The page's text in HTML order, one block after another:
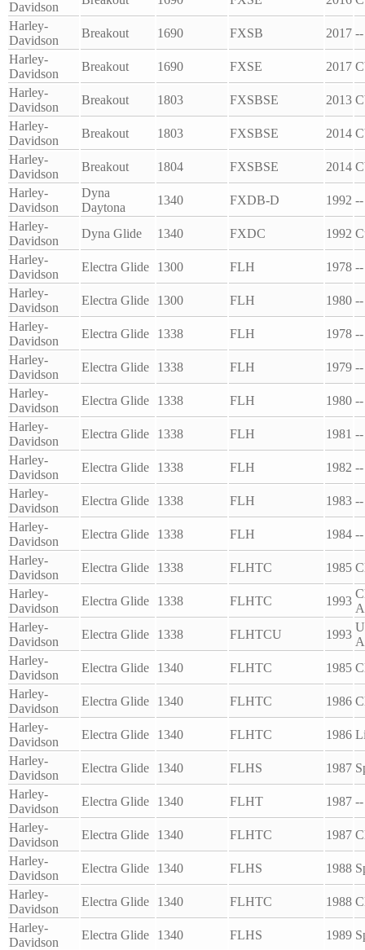
Davidson
Harley-
Davidson
Breakout 1690 FXSB 2017 --
Harley-
Davidson
Breakout 1690 FXSE 2017
Harley-
Davidson
Breakout 1803 FXSBSE 2013
Harley-
Davidson
Breakout 1803 FXSBSE 2014
Harley-
Davidson
Breakout 1804 FXSBSE 2014
Harley-
Davidson
Dyna
Daytona
1340 FXDB-D 1992 --
Harley-
Davidson
Dyna Glide 1340 FXDC 1992
Harley-
Davidson
Electra Glide 1300 FLH 1978 --
Harley-
Davidson
Electra Glide 1300 FLH 1980 --
Harley-
Davidson
Electra Glide 1338 FLH 1978 --
Harley-
Davidson
Electra Glide 1338 FLH 1979 --
Harley-
Davidson
Electra Glide 1338 FLH 1980 --
Harley-
Davidson
Electra Glide 1338 FLH 1981 --
Harley-
Davidson
Electra Glide 1338 FLH 1982 --
Harley-
Davidson
Electra Glide 1338 FLH 1983 --
Harley-
Davidson
Electra Glide 1338 FLH 1984 --
Harley-
Davidson
Electra Glide 1338 FLHTC 1985
Harley-
Davidson
Electra Glide 1338 FLHTC 1993
Harley-
Davidson
Electra Glide 1338 FLHTCU 1993
Harley-
Davidson
Electra Glide 1340 FLHTC 1985
Harley-
Davidson
Electra Glide 1340 FLHTC 1986
Harley-
Davidson
Electra Glide 1340 FLHTC 1986
Harley-
Davidson
Electra Glide 1340 FLHS 1987
Harley-
Davidson
Electra Glide 1340 FLHT 1987 --
Harley-
Davidson
Electra Glide 1340 FLHTC 1987
Harley-
Davidson
Electra Glide 1340 FLHS 1988
Harley-
Davidson
Electra Glide 1340 FLHTC 1988
Harley-
Davidson
Electra Glide 1340 FLHS 1989